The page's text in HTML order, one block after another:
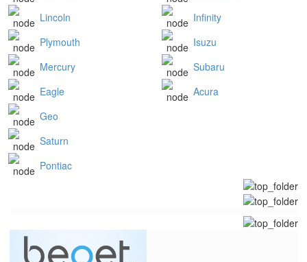
Lincoln
Plymouth
Mercury
Eagle
Geo
Saturn
Pontiac
Infinity
Isuzu
Subaru
Acura